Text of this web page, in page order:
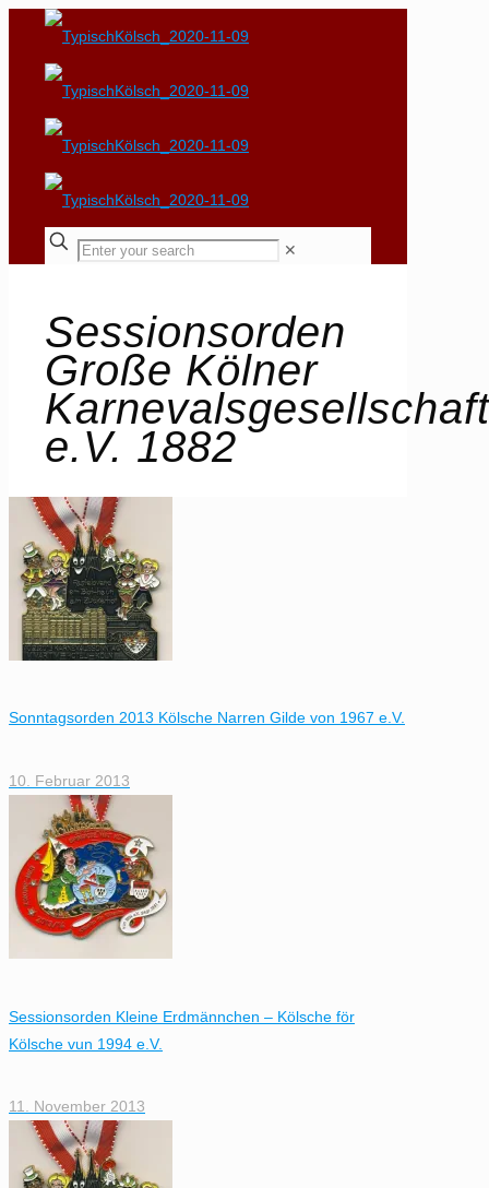
✕
Sessionsorden
Große Kölner
Karnevalsgesellschaft
e.V. 1882
Sonntagsorden 2013 Kölsche Narren Gilde von 1967 e.V.
10. Februar 2013
Sessionsorden Kleine Erdmännchen – Kölsche för
Kölsche vun 1994 e.V.
11. November 2013